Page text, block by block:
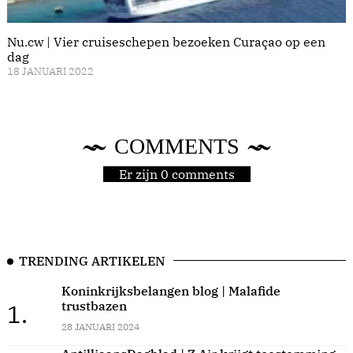
Nu.cw | Vier cruiseschepen bezoeken Curaçao op een
dag
18 JANUARI 2022
COMMENTS
Er zijn 0 comments
TRENDING ARTIKELEN
1.
Koninkrijksbelangen blog | Malafide
trustbazen
28 JANUARI 2024